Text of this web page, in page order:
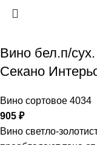
Вино бел.п/
Секано
Вино сортовое 4034
905 ₽
Вино светло-